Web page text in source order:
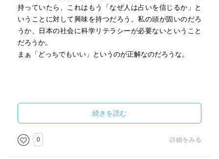
持っていたら、これはもう「なぜ人は占いを信じるか」と
いうことに対して興味を持つだろう。私の頭が固いのだろ
うか、日本の社会に科学リテラシーが必要ないということ
だろうか。
まぁ「どっちでもいい」というのが正解なのだろうな。
続きを読む
0 詳細をみる